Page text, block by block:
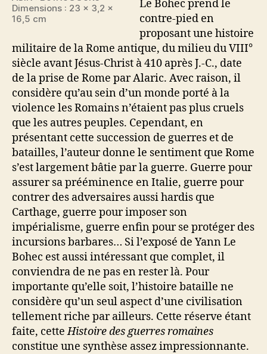
Dimensions : 23 x 3,2 x
16,5 cm
Le Bohec prend le
contre-pied en
proposant une histoire
militaire de la Rome antique, du milieu du VIII°
siècle avant Jésus-Christ à 410 après J.-C., date
de la prise de Rome par Alaric. Avec raison, il
considère qu’au sein d’un monde porté à la
violence les Romains n’étaient pas plus cruels
que les autres peuples. Cependant, en
présentant cette succession de guerres et de
batailles, l’auteur donne le sentiment que Rome
s’est largement bâtie par la guerre. Guerre pour
assurer sa prééminence en Italie, guerre pour
contrer des adversaires aussi hardis que
Carthage, guerre pour imposer son
impérialisme, guerre enfin pour se protéger des
incursions barbares… Si l’exposé de Yann Le
Bohec est aussi intéressant que complet, il
conviendra de ne pas en rester là. Pour
importante qu’elle soit, l’histoire bataille ne
considère qu’un seul aspect d’une civilisation
tellement riche par ailleurs. Cette réserve étant
faite, cetteHistoire des guerres romaines
constitue une synthèse assez impressionnante.